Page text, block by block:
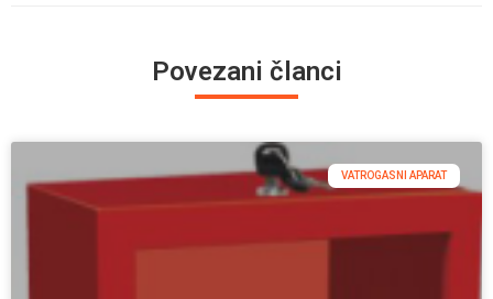
Povezani članci
VATROGASNI APARAT